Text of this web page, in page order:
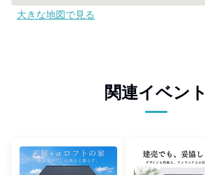
大きな地図で見る
関連イベント